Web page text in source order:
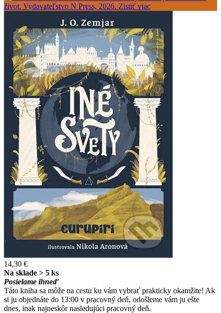
14,30 €
Na sklade > 5 ks
Posielame ihneď
Táto kniha sa môže na cestu ku vám vybrať prakticky okamžite! Ak
si ju objednáte do 13:00 v pracovný deň, odošleme vám ju ešte
dnes, inak najneskôr nasledujúci pracovný deň.